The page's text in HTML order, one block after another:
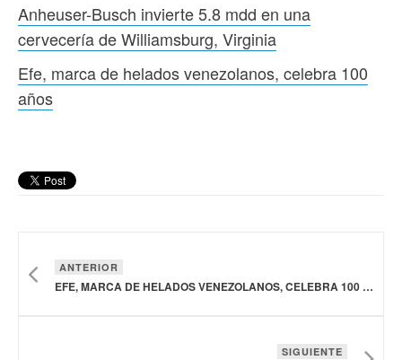
Anheuser-Busch invierte 5.8 mdd en una
cervecería de Williamsburg, Virginia
Efe, marca de helados venezolanos, celebra 100
años
ANTERIOR
EFE, MARCA DE HELADOS VENEZOLANOS, CELEBRA 100 AÑOS
SIGUIENTE